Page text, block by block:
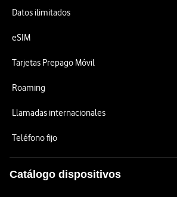
Datos ilimitados
eSIM
Tarjetas Prepago Móvil
Roaming
Llamadas internacionales
Teléfono fijo
Catálogo dispositivos